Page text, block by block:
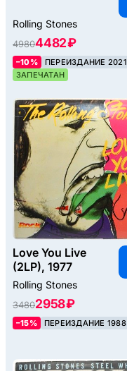
Rolling Stones
49804482 ₽
–10%
ПЕРЕИЗДАНИЕ 2021
ЗАПЕЧАТАН
Love You Live
(2LP), 1977
Rolling Stones
34802958 ₽
–15% ПЕРЕИЗДАНИЕ 1988